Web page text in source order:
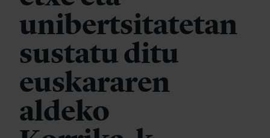
unibertsitatetan
sustatu ditu
euskararen
aldeko